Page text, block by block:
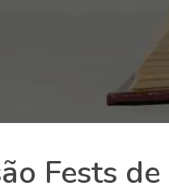
Fests